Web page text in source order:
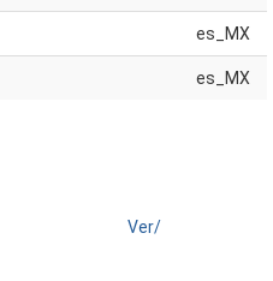
es_MX
es_MX
Ver/